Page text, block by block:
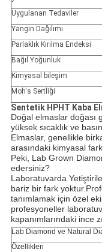
Uygulanan Tedaviler
Yangın Dağılımı
Parlaklık Kırılma Endeksi
Bağıl Yoğunluk
Kimyasal bileşim
Moh's Sertliği
Sentetik HPHT Kaba
Doğal elmaslar doğası
yüksek sıcaklık ve
Elmaslar, genellikle
arasındaki kimyasal
Peki, Lab Grown
edersiniz?
Laboratuvarda
bariz bir fark
tanımlamak için özel
profesyoneller
kapanımlarındaki ince
Lab Diamond ve Natural
Özellikleri